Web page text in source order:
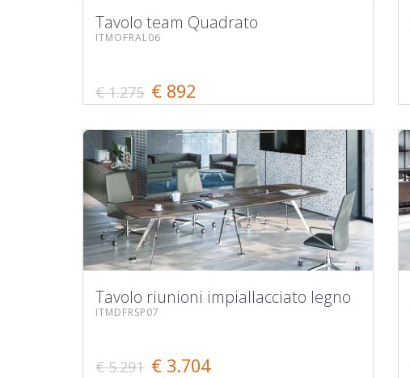
Tavolo team Quadrato
ITMOFRAL06
€ 1.275 € 892
Tavolo riunioni impiallacciato legno
ITMDFRSP07
€ 5.291 € 3.704